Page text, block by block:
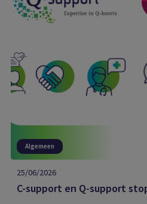
Algemeen
25/06/2026
C-support en Q-support